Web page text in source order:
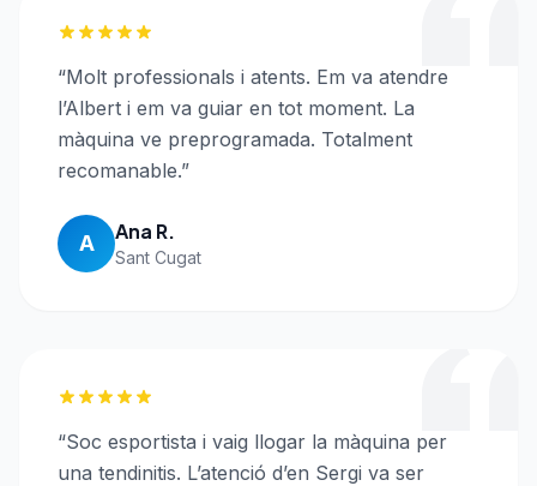
“Molt professionals i atents. Em va atendre
l’Albert i em va guiar en tot moment. La
màquina ve preprogramada. Totalment
recomanable.”
A Ana R.
Sant Cugat
“Soc esportista i vaig llogar la màquina per
una tendinitis. L’atenció d’en Sergi va ser